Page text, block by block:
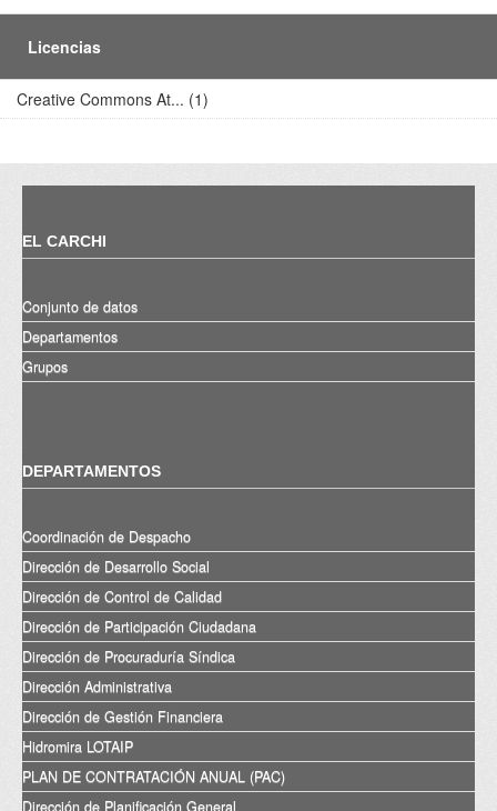
Licencias
Creative Commons At... (1)
EL CARCHI
Conjunto de datos
Departamentos
Grupos
DEPARTAMENTOS
Coordinación de Despacho
Dirección de Desarrollo Social
Dirección de Control de Calidad
Dirección de Participación Ciudadana
Dirección de Procuraduría Síndica
Dirección Administrativa
Dirección de Gestión Financiera
Hidromira LOTAIP
PLAN DE CONTRATACIÓN ANUAL (PAC)
Dirección de Planificación General